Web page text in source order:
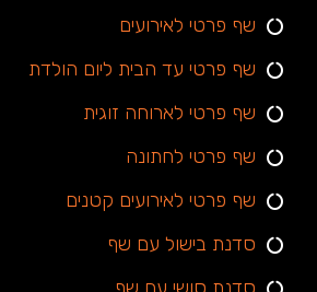
שף פרטי לאירועים
שף פרטי עד הבית ליום הולדת
שף פרטי לארוחה זוגית
שף פרטי לחתונה
שף פרטי לאירועים קטנים
סדנת בישול עם שף